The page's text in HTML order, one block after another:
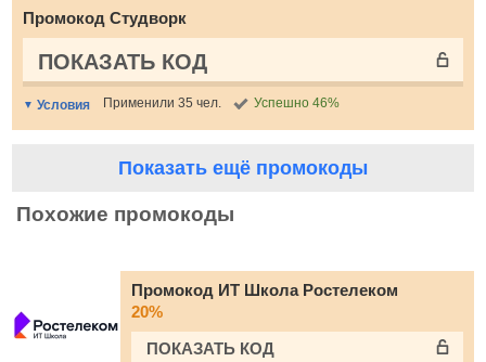
Промокод Студворк
ПОКАЗАТЬ КОД
Условия Применили 35 чел. Успешно 46%
Показать ещё промокоды
Похожие промокоды
Промокод ИТ Школа Ростелеком
20%
ПОКАЗАТЬ КОД